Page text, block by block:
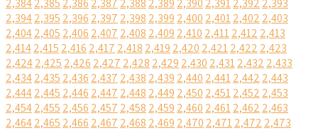
2,3842,385 2,386 2,387 2,388 2,389 2,390 2,3912,392 2,393
2,3942,395 2,396 2,397 2,398 2,399 2,400 2,4012,402 2,403
2,4042,405 2,406 2,407 2,408 2,409 2,410 2,4112,412 2,413
2,4142,415 2,416 2,417 2,418 2,419 2,420 2,4212,422 2,423
2,4242,425 2,426 2,427 2,428 2,429 2,430 2,4312,432 2,433
2,4342,435 2,436 2,437 2,438 2,439 2,440 2,4412,442 2,443
2,4442,445 2,446 2,447 2,448 2,449 2,450 2,4512,452 2,453
2,4542,455 2,456 2,457 2,458 2,459 2,460 2,4612,462 2,463
2,4642,465 2,466 2,467 2,468 2,469 2,470 2,4712,472 2,473